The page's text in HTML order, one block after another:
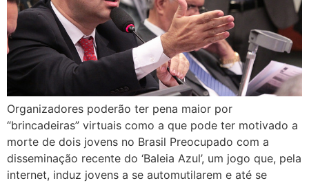
Organizadores poderão ter pena maior por
“brincadeiras” virtuais como a que pode ter motivado a
morte de dois jovens no Brasil Preocupado com a
disseminação recente do ‘Baleia Azul’, um jogo que, pela
internet, induz jovens a se automutilarem e até se